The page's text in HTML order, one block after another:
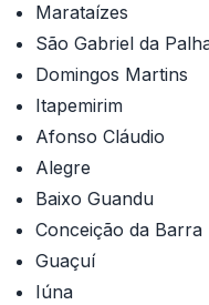
Marataízes
São Gabriel da
Domingos Martins
Itapemirim
Afonso Cláudio
Alegre
Baixo Guandu
Conceição da Barra
Guaçuí
Iúna